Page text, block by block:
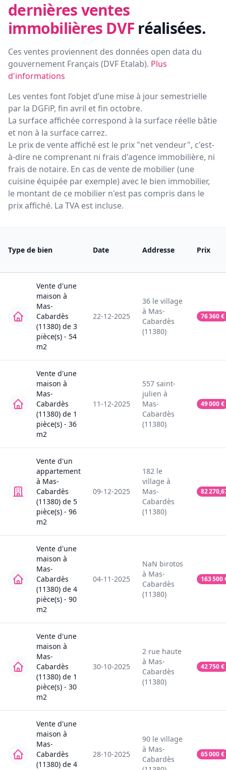
dernières ventes
immobilières DVF réalisées.
Ces ventes proviennent des données open data du
gouvernement Français (DVF Etalab). Plus
d'informations
Les ventes font l’objet d’une mise à jour semestrielle
par la DGFiP, fin avril et fin octobre.
La surface affichée correspond à la surface réelle bâtie
et non à la surface carrez.
Le prix de vente affiché est le prix "net vendeur", c'est-
à-dire ne comprenant ni frais d'agence immobilière, ni
frais de notaire. En cas de vente de mobilier (une
cuisine équipée par exemple) avec le bien immobilier,
le montant de ce mobilier n'est pas compris dans le
prix affiché. La TVA est incluse.
Type de bien Date Addresse Prix
Vente d'une
maison à
Mas-
Cabardès
(11380) de 3
pièce(s) - 54
m2
22-12-2025
36 le village
à Mas-
Cabardès
(11380)
76 360€
Vente d'une
maison à
Mas-
Cabardès
(11380) de 1
pièce(s) - 36
m2
11-12-2025
557 saint-
julien à
Mas-
Cabardès
(11380)
49 000€
Vente d'un
appartement
à Mas-
Cabardès
(11380) de 5
pièce(s) - 96
m2
09-12-2025
182 le
village à
Mas-
Cabardès
(11380)
82
Vente d'une
maison à
Mas-
Cabardès
(11380) de 4
pièce(s) - 90
m2
04-11-2025
NaN birotos
à Mas-
Cabardès
(11380)
163 500
Vente d'une
maison à
Mas-
Cabardès
(11380) de 1
pièce(s) - 30
m2
30-10-2025
2 rue haute
à Mas-
Cabardès
(11380)
42 750€
Vente d'une
maison à
Mas-
Cabardès
(11380) de 4
28-10-2025
90 le village
à Mas-
Cabardès
65 000€